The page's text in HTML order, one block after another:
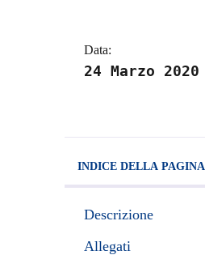
Data:
24 Marzo 2020
INDICE DELLA PAGINA
Descrizione
Allegati